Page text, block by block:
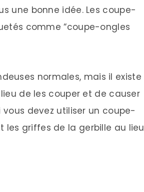
une bonne idée. Les coupe-
comme “coupe-ongles
normales, mais il existe
de les couper et de causer
devez utiliser un coupe-
les griffes de la gerbille au lieu